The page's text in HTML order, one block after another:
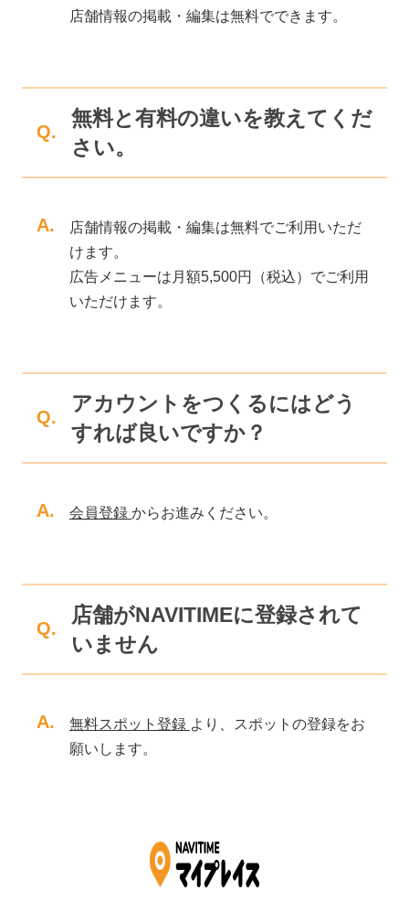
店舗情報の掲載・編集は無料でできます。
Q.
無料と有料の違いを教えてくだ
さい。
A.
店舗情報の掲載・編集は無料でご利用いただ
けます。
広告メニューは月額5,500円（税込）でご利用
いただけます。
Q.
アカウントをつくるにはどう
すれば良いですか？
A. 会員登録 からお進みください。
Q.
店舗がNAVITIMEに登録されて
いません
A. 無料スポット登録 より、スポットの登録をお
願いします。